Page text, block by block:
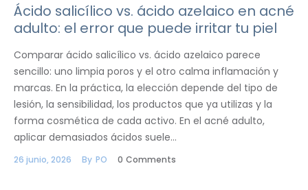
Ácido salicílico vs. ácido azelaico en acné
adulto: el error que puede irritar tu piel
Comparar ácido salicílico vs. ácido azelaico parece
sencillo: uno limpia poros y el otro calma inflamación y
marcas. En la práctica, la elección depende del tipo de
lesión, la sensibilidad, los productos que ya utilizas y la
forma cosmética de cada activo. En el acné adulto,
aplicar demasiados ácidos suele…
26 junio, 2026 By PO 0 Comments